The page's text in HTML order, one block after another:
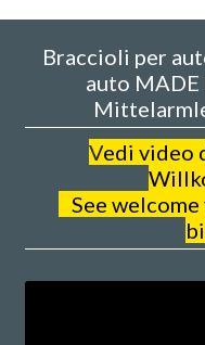
Braccioli per
auto MADE
Vedi video
See